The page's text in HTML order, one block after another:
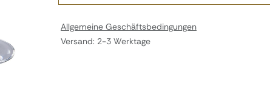
Allgemeine Geschäftsbedingungen
Versand: 2-3 Werktage